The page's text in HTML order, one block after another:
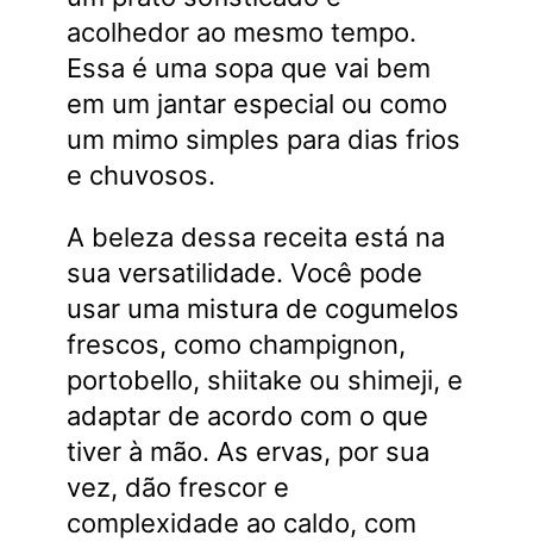
acolhedor ao mesmo tempo.
Essa é uma sopa que vai bem
em um jantar especial ou como
um mimo simples para dias frios
e chuvosos.
A beleza dessa receita está na
sua versatilidade. Você pode
usar uma mistura de cogumelos
frescos, como champignon,
portobello, shiitake ou shimeji, e
adaptar de acordo com o que
tiver à mão. As ervas, por sua
vez, dão frescor e
complexidade ao caldo, com